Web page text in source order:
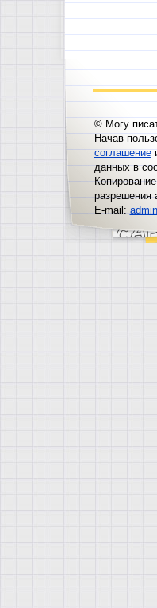
© Могу
Начав
соглашение
данных в
разрешения
E-mail: